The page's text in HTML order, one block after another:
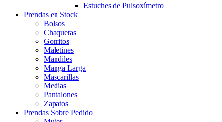
Estuches de Pulsoxímetro
Prendas en Stock
Bolsos
Chaquetas
Gorritos
Maletines
Mandiles
Manga Larga
Mascarillas
Medias
Pantalones
Zapatos
Prendas Sobre Pedido